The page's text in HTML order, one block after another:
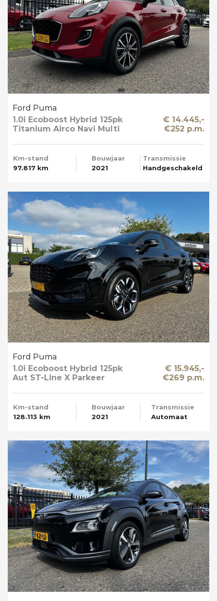
Ford Puma
1.0i Ecoboost Hybrid 125pk
Titanium Airco Navi Multi
€ 14.445,-
€252 p.m.
Km-stand
97.817 km
Bouwjaar
2021
Transmissie
Handgeschakeld
Ford Puma
1.0i Ecoboost Hybrid 125pk
Aut ST-Line X Parkeer
€ 15.945,-
€269 p.m.
Km-stand
128.113 km
Bouwjaar
2021
Transmissie
Automaat